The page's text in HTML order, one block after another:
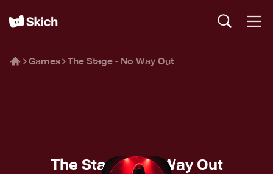
Games The Stage - No Way Out
The Stage - No Way Out